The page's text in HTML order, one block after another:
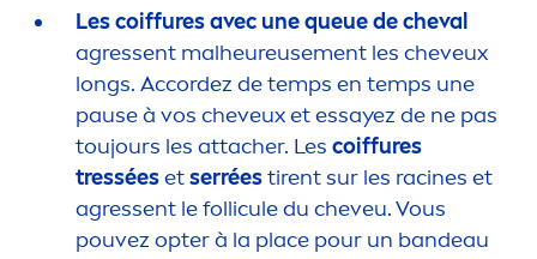
Les coiffures avec une queue de cheval
agressent malheureusement les cheveux
longs. Accordez de temps en temps une
pause à vos cheveux et essayez de ne pas
toujours les attacher. Les coiffures
tresséesetserréestirent sur les racines et
agressent le follicule du cheveu. Vous
pouvez opter à la place pour un bandeau